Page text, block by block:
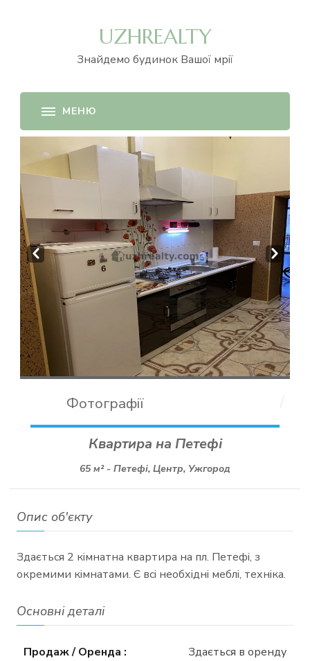
UZHREALTY
Знайдемо будинок Вашої мрії
Prev Next
Фотографії
Квартира на Петефі
65 м² - Петефі, Центр, Ужгород
Опис об'єкту
Здається 2 кімнатна квартира на пл. Петефі, з
окремими кімнатами. Є всі необхідні меблі, техніка.
Основні деталі
Продаж / Оренда :
Здається в оренду